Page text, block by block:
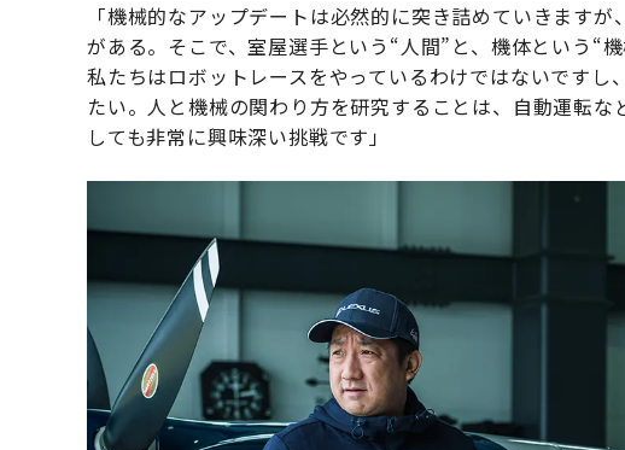
「機械的なアップデートは必然的に突き詰めていきます
がある。そこで、室屋選手という“人間”と、機体という“
私たちはロボットレースをやっているわけではないですし
たい。人と機械の関わり方を研究することは、自動運転
しても非常に興味深い挑戦です」